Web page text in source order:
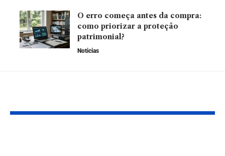
O erro começa antes da compra:
como priorizar a proteção
patrimonial?
Noticias